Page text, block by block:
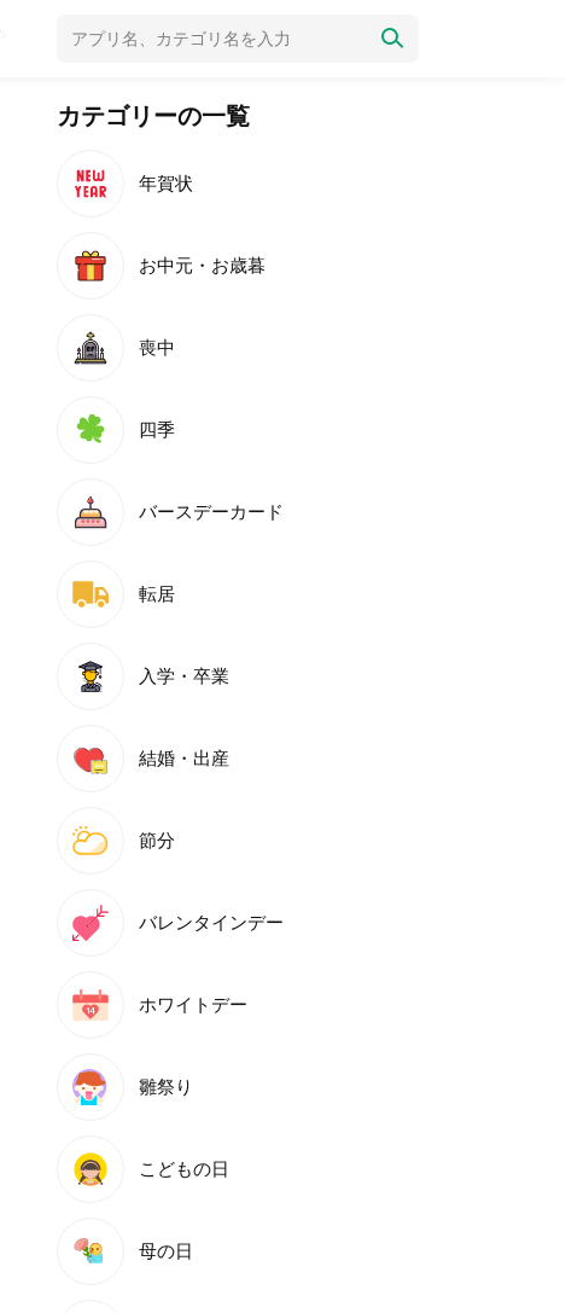
カテゴリーの一覧
年賀状
お中元・お歳暮
喪中
四季
バースデーカード
転居
入学・卒業
結婚・出産
節分
バレンタインデー
ホワイトデー
雛祭り
こどもの日
母の日